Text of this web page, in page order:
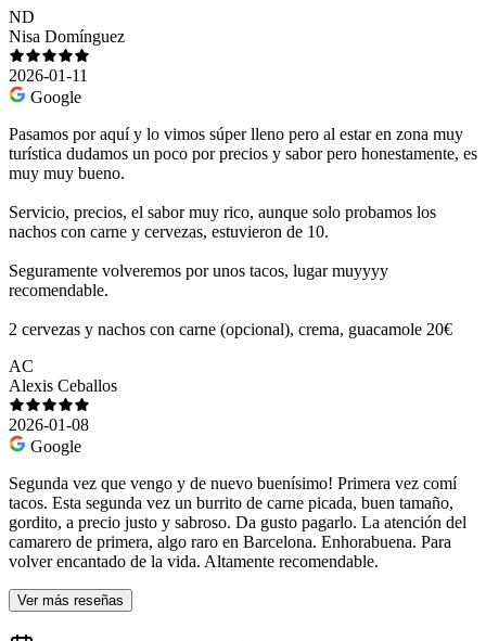
ND
Nisa Domínguez
2026-01-11
Google
Pasamos por aquí y lo vimos súper lleno pero al estar en zona muy
turística dudamos un poco por precios y sabor pero honestamente, es
muy muy bueno.
Servicio, precios, el sabor muy rico, aunque solo probamos los
nachos con carne y cervezas, estuvieron de 10.
Seguramente volveremos por unos tacos, lugar muyyyy
recomendable.
2 cervezas y nachos con carne (opcional), crema, guacamole 20€
AC
Alexis Ceballos
2026-01-08
Google
Segunda vez que vengo y de nuevo buenísimo! Primera vez comí
tacos. Esta segunda vez un burrito de carne picada, buen tamaño,
gordito, a precio justo y sabroso. Da gusto pagarlo. La atención del
camarero de primera, algo raro en Barcelona. Enhorabuena. Para
volver encantado de la vida. Altamente recomendable.
Ver más reseñas